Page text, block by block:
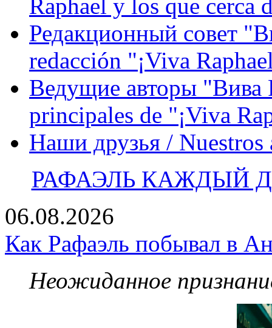
Raphael y los que cerca
Редакционный совет
redacción "¡Viva
Ведущие авторы "Вива
principales de "¡Viva
Наши друзья / Nuestros
РАФАЭЛЬ КАЖДЫЙ
06.08.2026
Как Рафаэль побывал в
Неожиданное